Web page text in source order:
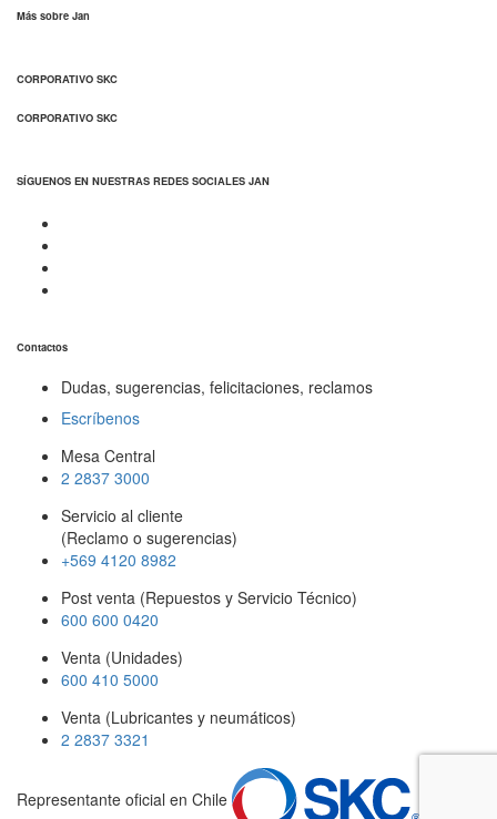
Más sobre Jan
CORPORATIVO SKC
CORPORATIVO SKC
SÍGUENOS EN NUESTRAS REDES SOCIALES JAN
Contactos
Dudas, sugerencias, felicitaciones, reclamos
Escríbenos
Mesa Central
2 2837 3000
Servicio al cliente
(Reclamo o sugerencias)
+569 4120 8982
Post venta (Repuestos y Servicio Técnico)
600 600 0420
Venta (Unidades)
600 410 5000
Venta (Lubricantes y neumáticos)
2 2837 3321
Representante oficial en Chile